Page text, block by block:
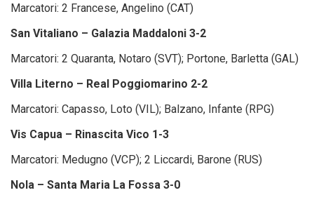
Marcatori: 2 Francese, Angelino (CAT)
San Vitaliano – Galazia Maddaloni 3-2
Marcatori: 2 Quaranta, Notaro (SVT); Portone, Barletta (GAL)
Villa Literno – Real Poggiomarino 2-2
Marcatori: Capasso, Loto (VIL); Balzano, Infante (RPG)
Vis Capua – Rinascita Vico 1-3
Marcatori: Medugno (VCP); 2 Liccardi, Barone (RUS)
Nola – Santa Maria La Fossa 3-0